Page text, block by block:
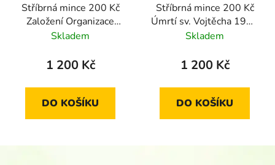
Stříbrná mince 200 Kč
Založení Organizace
Severoatlantické
standard
Skladem
1 200 Kč
DO KOŠÍKU
Stříbrná mince 200 Kč
Úmrtí sv. Vojtěcha 1997
standard
Skladem
1 200 Kč
DO KOŠÍKU